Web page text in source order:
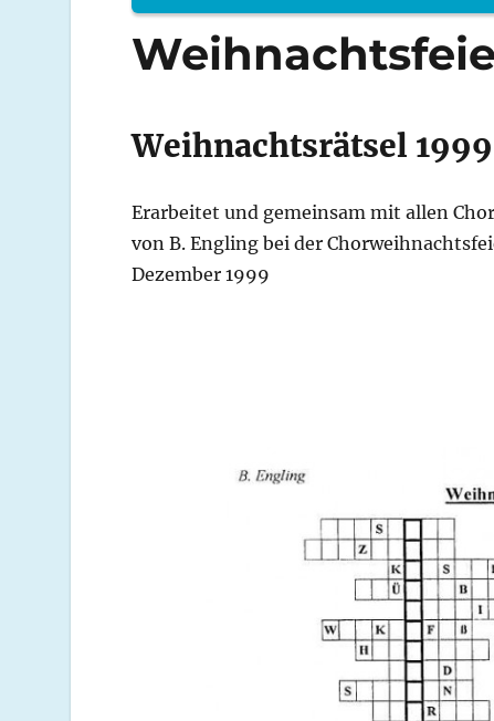
Weihnachtsrätsel 1999
Erarbeitet und gemeinsam mit allen
von B. Engling bei der
Dezember 1999